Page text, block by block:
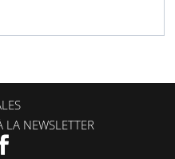
LA NEWSLETTER